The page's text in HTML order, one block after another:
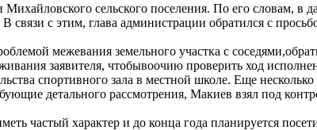
Михайловского сельского поселения. По его словам,
с этим, глава администрации обратился с
межевания земельного участка с
заявителя, чтобывоочию проверить ход
спортивного зала в местной школе. Еще
детального рассмотрения, Макиев взял под
частый характер и до конца года планируется